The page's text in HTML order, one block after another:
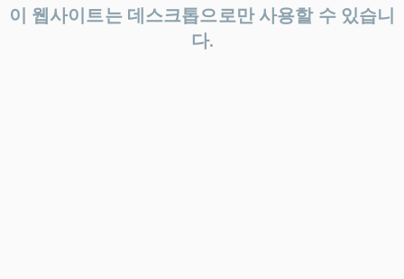
이 웹사이트는 데스크톱으로만 사용할 수 있습니
다.